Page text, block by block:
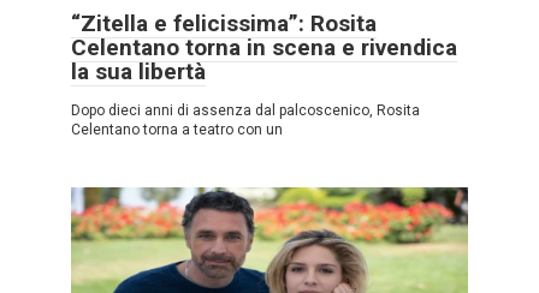
“Zitella e felicissima”: Rosita
Celentano torna in scena e rivendica
la sua libertà
Dopo dieci anni di assenza dal palcoscenico, Rosita
Celentano torna a teatro con un